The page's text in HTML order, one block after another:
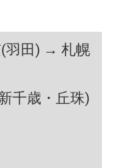
羽田) → 札幌
千歳・丘珠)